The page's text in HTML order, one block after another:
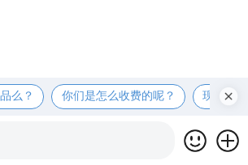
么？ 你们是怎么收费的呢？ 现在有